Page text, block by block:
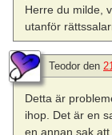
Herre du milde,
utanför
Teodor den
Detta är
ihop. Det är en
en annan sak